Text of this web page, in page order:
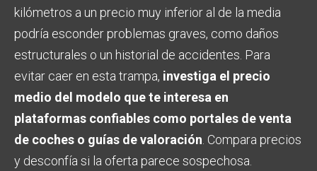
kilómetros a un precio muy inferior al de la media
podría esconder problemas graves, como daños
estructurales o un historial de accidentes. Para
evitar caer en esta trampa, investiga el precio
medio del modelo que te interesa en
plataformas confiables como portales de venta
de coches o guías de valoración . Compara precios
y desconfía si la oferta parece sospechosa.